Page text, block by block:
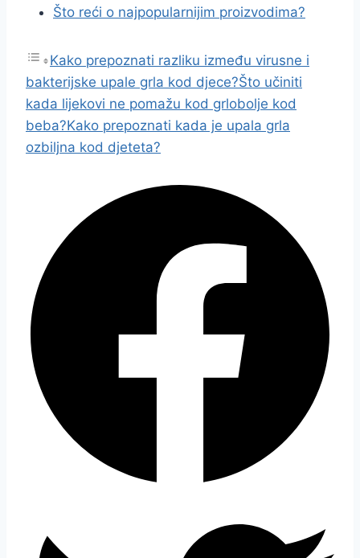
Što reći o najpopularnijim proizvodima?
Kako prepoznati razliku između virusne i
bakterijske upale grla kod djece?Što učiniti
kada lijekovi ne pomažu kod grlobolje kod
beba?Kako prepoznati kada je upala grla
ozbiljna kod djeteta?